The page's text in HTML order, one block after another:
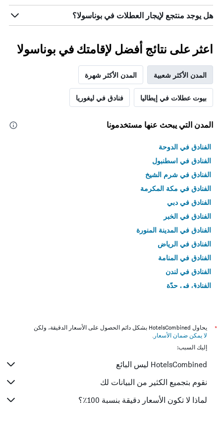
هل يوجد منتجع لإيجار العطلات في بوناسولا؟
اعثر على نتائج أفضل لإقامتك في بوناسولا
المدن الأكثر شعبية المدن الأكثر شهرة
بيوت عطلات في إيطاليا فنادق في ليغوريا
المدن التي يبحث عنها مستخدمونا
الفنادق في الدوحة
الفنادق في اسطنبول
الفنادق في شرم الشيخ
الفنادق في مكة المكرمة
الفنادق في دبي
الفنادق في الخبر
الفنادق في المدينة المنورة
الفنادق في الرياض
الفنادق في المنامة
الفنادق في لندن
الفنادق في جدّة
*
يحاول HotelsCombined بشكل دائم الحصول على الأسعار الدقيقة، ولكن
لا يمكن ضمان الأسعار .
إليك السبب:
HotelsCombined ليس البائع
نقوم بتجميع الكثير من البيانات لك
لماذا لا تكون الأسعار دقيقة بنسبة 100٪؟